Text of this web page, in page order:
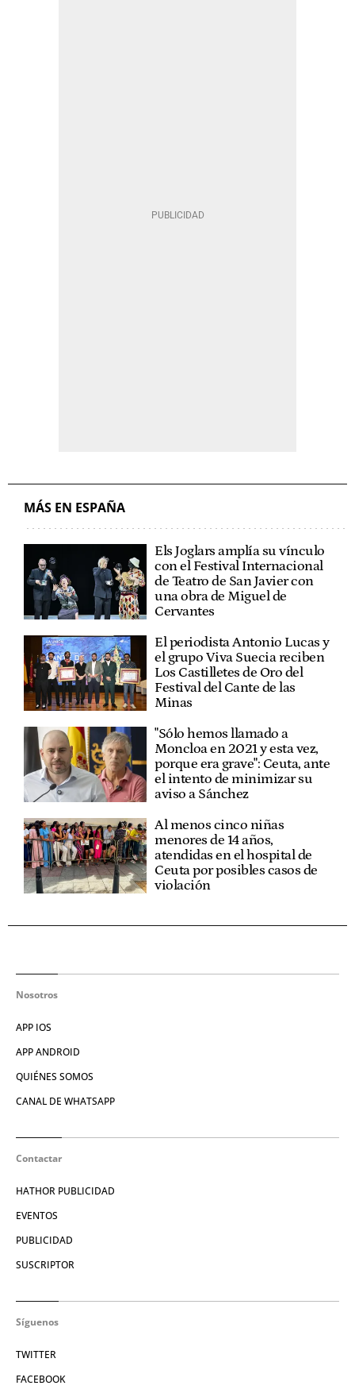
MÁS EN ESPAÑA
Els Joglars amplía su vínculo
con el Festival Internacional
de Teatro de San Javier con
una obra de Miguel de
Cervantes
El periodista Antonio Lucas y
el grupo Viva Suecia reciben
Los Castilletes de Oro del
Festival del Cante de las
Minas
"Sólo hemos llamado a
Moncloa en 2021 y esta vez,
porque era grave": Ceuta, ante
el intento de minimizar su
aviso a Sánchez
Al menos cinco niñas
menores de 14 años,
atendidas en el hospital de
Ceuta por posibles casos de
violación
Nosotros
APP IOS
APP ANDROID
QUIÉNES SOMOS
CANAL DE WHATSAPP
Contactar
HATHOR PUBLICIDAD
EVENTOS
PUBLICIDAD
SUSCRIPTOR
Síguenos
TWITTER
FACEBOOK